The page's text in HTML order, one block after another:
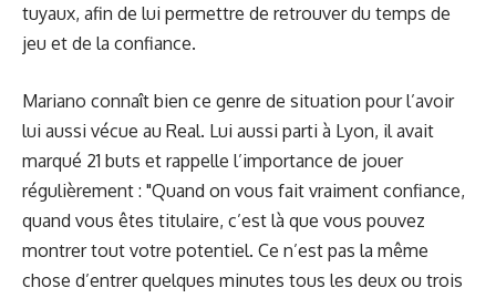
tuyaux, afin de lui permettre de retrouver du temps de
jeu et de la confiance.
Mariano connaît bien ce genre de situation pour l’avoir
lui aussi vécue au Real. Lui aussi parti à Lyon, il avait
marqué 21 buts et rappelle l’importance de jouer
régulièrement : "Quand on vous fait vraiment confiance,
quand vous êtes titulaire, c’est là que vous pouvez
montrer tout votre potentiel. Ce n’est pas la même
chose d’entrer quelques minutes tous les deux ou trois